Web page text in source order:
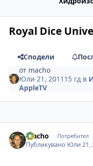
Royal Dice
Сподели
от macho
Юли 21, 2011 15 гд в
AppleTV
macho Потребител
Публикувано Юли 21,